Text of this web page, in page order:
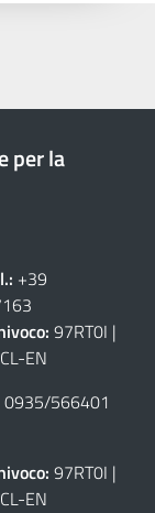
per la
+39
97RT0I |
EN
0935/566401
97RT0I |
EN